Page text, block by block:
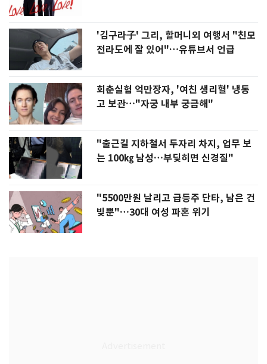
'김구라子' 그리, 할머니외 여행서 "친모
전라도에 잘 있어"…유튜브서 언급
회춘실험 억만장자, '여친 생리혈' 냉동
고 보관…"자궁 내부 궁금해"
"출근길 지하철서 두자리 차지, 업무 보
는 100㎏ 남성…부딪히면 신경질"
"5500만원 날리고 급등주 단타, 남은 건
빚뿐"…30대 여성 파혼 위기